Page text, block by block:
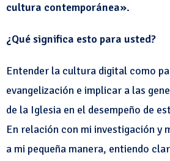
cultura contemporánea».
¿Qué significa esto para usted?
Entender la cultura digital como
evangelización e implicar a las
de la Iglesia en el desempeño de
En relación con mi investigación y
a mi pequeña manera, entiendo